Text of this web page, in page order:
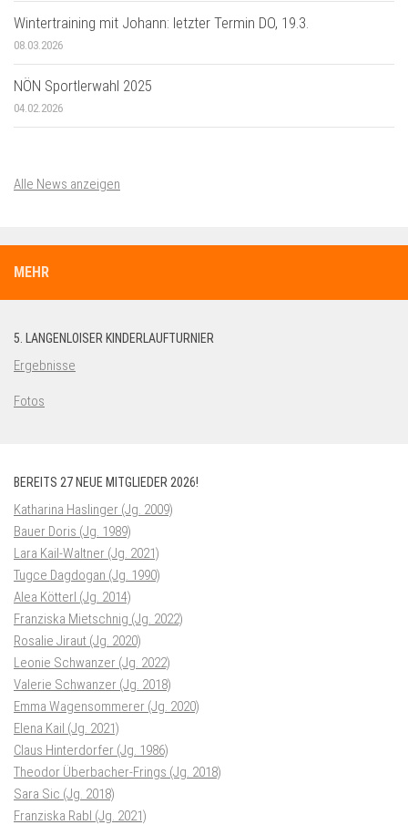
Wintertraining mit Johann: letzter Termin DO, 19.3.
08.03.2026
NÖN Sportlerwahl 2025
04.02.2026
Alle News anzeigen
MEHR
5. LANGENLOISER KINDERLAUFTURNIER
Ergebnisse
Fotos
BEREITS 27 NEUE MITGLIEDER 2026!
Katharina Haslinger (Jg. 2009)
Bauer Doris (Jg. 1989)
Lara Kail-Waltner (Jg. 2021)
Tugce Dagdogan (Jg. 1990)
Alea Kötterl (Jg. 2014)
Franziska Mietschnig (Jg. 2022)
Rosalie Jiraut (Jg. 2020)
Leonie Schwanzer (Jg. 2022)
Valerie Schwanzer (Jg. 2018)
Emma Wagensommerer (Jg. 2020)
Elena Kail (Jg. 2021)
Claus Hinterdorfer (Jg. 1986)
Theodor Überbacher-Frings (Jg. 2018)
Sara Sic (Jg. 2018)
Franziska Rabl (Jg. 2021)